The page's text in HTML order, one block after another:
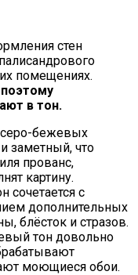
стен
помещениях.
в тон.
бежевых
заметный, что
прованс,
картину.
сочетается с
дополнительных
блёсток и стразов.
тон довольно
моющиеся обои.